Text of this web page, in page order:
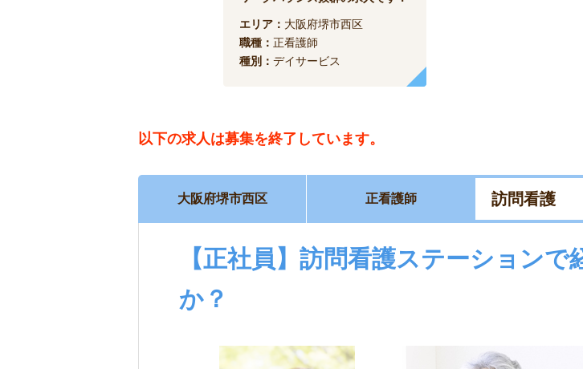
エリア： 大阪府堺市西区
職種： 正看護師
種別： デイサービス
以下の求人は募集を終了しています。
大阪府堺市西区 正看護師 訪問看護
【正社員】訪問看護ステーション
か？